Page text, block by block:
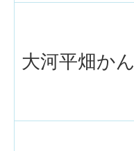
大河平畑かん